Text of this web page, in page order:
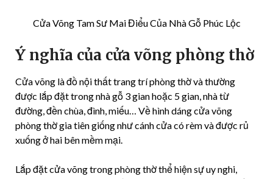
Cửa Võng Tam Sư Mai Điểu Của Nhà Gỗ Phúc Lộc
Ý nghĩa của cửa võng phòng thờ
Cửa võng là đồ nội thất trang trí phòng thờ và thường
được lắp đặt trong nhà gỗ 3 gian hoặc 5 gian, nhà từ
đường, đền chùa, đình, miếu… Về hình dáng cửa võng
phòng thờ gia tiên giống như cánh cửa có rèm và được rủ
xuống ở hai bên mềm mại.
Lắp đặt cửa võng trong phòng thờ thể hiện sự uy nghi,